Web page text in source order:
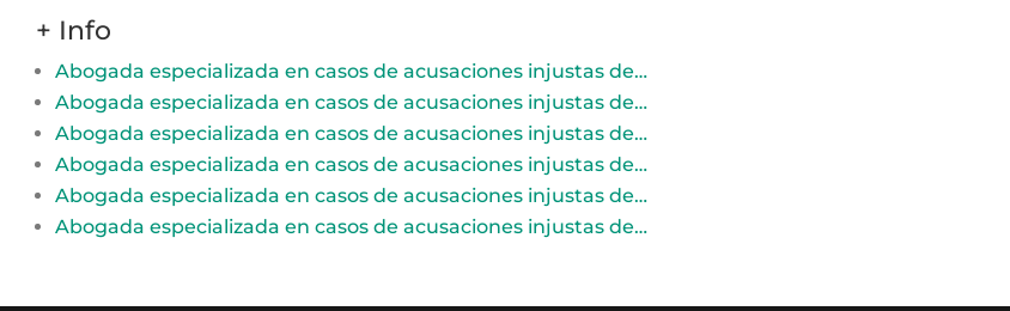
+ Info
Abogada especializada en casos de acusaciones injustas de…
Abogada especializada en casos de acusaciones injustas de…
Abogada especializada en casos de acusaciones injustas de…
Abogada especializada en casos de acusaciones injustas de…
Abogada especializada en casos de acusaciones injustas de…
Abogada especializada en casos de acusaciones injustas de…